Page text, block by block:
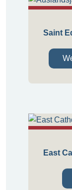
Saint
East